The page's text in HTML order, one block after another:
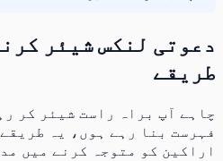
دعوتی لنکس شیئر
طریقے
چاہے آپ براہ راست شیئر کر
فہرست بنا رہے ہوں، یہ
اراکین کو متوجہ کرنے میں